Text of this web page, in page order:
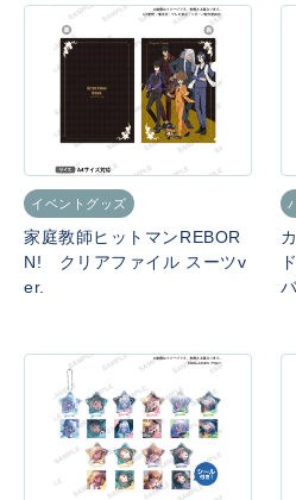
イベントグッズ
家庭教師ヒットマンREBOR
N! クリアファイル スーツv
er.